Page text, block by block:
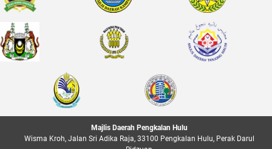
Majlis Daerah Pengkalan Hulu
Wisma Kroh, Jalan Sri Adika Raja, 33100 Pengkalan Hulu, Perak Darul